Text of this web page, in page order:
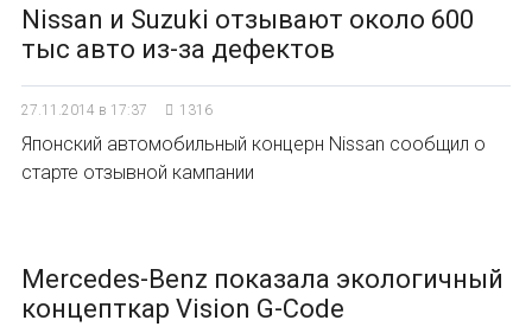
Nissan и Suzuki отзывают около 600
тыс авто из-за дефектов
27.11.2014 в 17:37 1316
Японский автомобильный концерн Nissan сообщил о
старте отзывной кампании
Mercedes-Benz показала экологичный
концепткар Vision G-Code